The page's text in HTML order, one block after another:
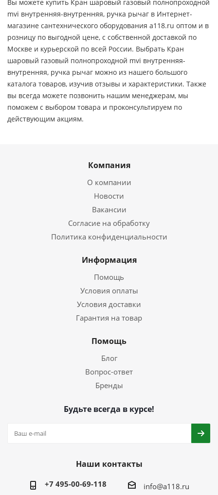
Вы можете купить Кран шаровый газовый полнопроходной
mvi внутренняя-внутренняя, ручка рычаг в Интернет-
магазине сантехнического оборудования a118.ru оптом и в
розницу по выгодной цене, c собственной доставкой по
Москве и курьерской по всей России. Выбрать Кран
шаровый газовый полнопроходной mvi внутренняя-
внутренняя, ручка рычаг можно из нашего большого
каталога товаров, изучив отзывы и характеристики. Также
вы всегда можете позвонить нашим менеджерам, мы
поможем с выбором товара и проконсультируем по
действующим акциям.
Компания
О компании
Новости
Вакансии
Согласие на обработку
Политика конфиденциальности
Информация
Помощь
Условия оплаты
Условия доставки
Гарантия на товар
Помощь
Блог
Вопрос-ответ
Бренды
Будьте всегда в курсе!
Наши контакты
+7 495-00-69-118 info@a118.ru